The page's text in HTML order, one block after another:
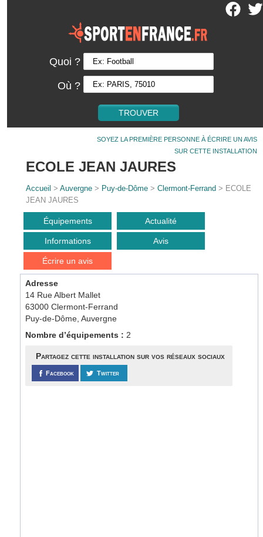
Quoi ?
Où ?
SOYEZ LA PREMIÈRE PERSONNE À ÉCRIRE UN AVIS
SUR CETTE INSTALLATION
ECOLE JEAN JAURES
Accueil >Auvergne > Puy-de-Dôme >Clermont-Ferrand > ECOLE
JEAN JAURES
Équipements Actualité
Informations Avis
Écrire un avis
Adresse
14 Rue Albert Mallet
63000 Clermont-Ferrand
Puy-de-Dôme, Auvergne
Nombre d’équipements : 2
Partagez cette installation sur vos réseaux sociaux
Facebook Twitter